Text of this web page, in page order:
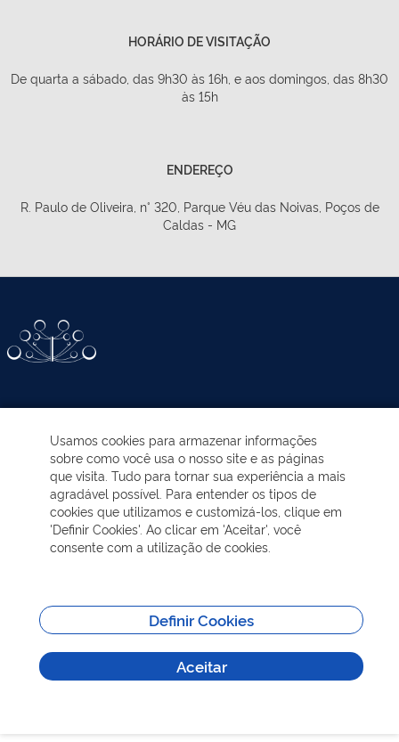
HORÁRIO DE VISITAÇÃO
De quarta a sábado, das 9h30 às 16h, e aos domingos, das 8h30
às 15h
ENDEREÇO
R. Paulo de Oliveira, n° 320, Parque Véu das Noivas, Poços de
Caldas - MG
EDUCAÇÃO AMBIENTAL
NOTÍCIAS
VISITAÇÃO
MAIS INFORMAÇÕES
Usamos cookies para armazenar informações
sobre como você usa o nosso site e as páginas
que visita. Tudo para tornar sua experiência a mais
agradável possível. Para entender os tipos de
cookies que utilizamos e customizá-los, clique em
'Definir Cookies'. Ao clicar em 'Aceitar', você
consente com a utilização de cookies.
Definir Cookies
Aceitar